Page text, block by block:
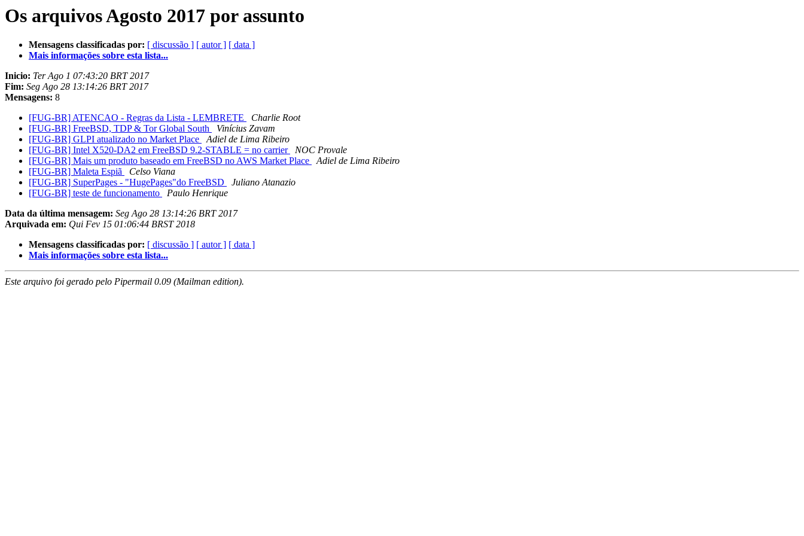
Os arquivos Agosto 2017 por assunto
Mensagens classificadas por: [ discussão ] [ autor ] [ data ]
Mais informações sobre esta lista...
Inicio: Ter Ago 1 07:43:20 BRT 2017
Fim: Seg Ago 28 13:14:26 BRT 2017
Mensagens: 8
[FUG-BR] ATENCAO - Regras da Lista - LEMBRETE
Charlie Root
[FUG-BR] FreeBSD, TDP & Tor Global South
Vinícius Zavam
[FUG-BR] GLPI atualizado no Market Place
Adiel de Lima Ribeiro
[FUG-BR] Intel X520-DA2 em FreeBSD 9.2-STABLE = no carrier
NOC Provale
[FUG-BR] Mais um produto baseado em FreeBSD no AWS Market Place
Adiel de Lima Ribeiro
[FUG-BR] Maleta Espiã
Celso Viana
[FUG-BR] SuperPages - "HugePages"do FreeBSD
Juliano Atanazio
[FUG-BR] teste de funcionamento
Paulo Henrique
Data da última mensagem: Seg Ago 28 13:14:26 BRT 2017
Arquivada em: Qui Fev 15 01:06:44 BRST 2018
Mensagens classificadas por: [ discussão ] [ autor ] [ data ]
Mais informações sobre esta lista...
Este arquivo foi gerado pelo Pipermail 0.09 (Mailman edition).